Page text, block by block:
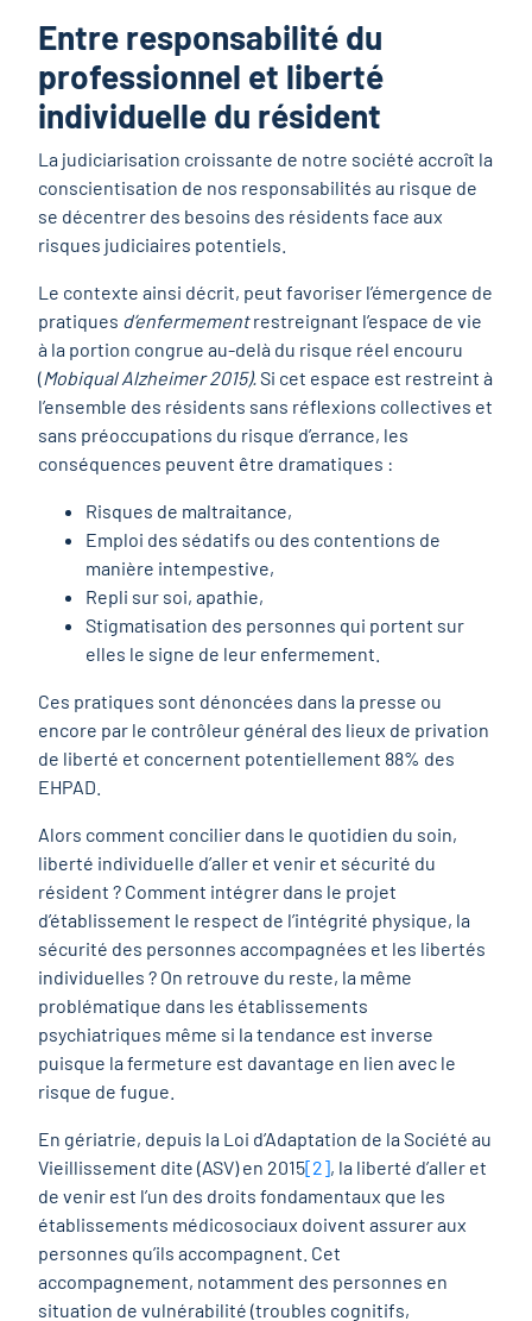
Entre responsabilité du
professionnel et liberté
individuelle du résident
La judiciarisation croissante de notre société accroît la
conscientisation de nos responsabilités au risque de
se décentrer des besoins des résidents face aux
risques judiciaires potentiels.
Le contexte ainsi décrit, peut favoriser l’émergence de
pratiques d’enfermementrestreignant l’espace de vie
à la portion congrue au-delà du risque réel encouru
(Mobiqual Alzheimer 2015).Si cet espace est restreint à
l’ensemble des résidents sans réflexions collectives et
sans préoccupations du risque d’errance, les
conséquences peuvent être dramatiques :
Risques de maltraitance,
Emploi des sédatifs ou des contentions de
manière intempestive,
Repli sur soi, apathie,
Stigmatisation des personnes qui portent sur
elles le signe de leur enfermement.
Ces pratiques sont dénoncées dans la presse ou
encore par le contrôleur général des lieux de privation
de liberté et concernent potentiellement 88% des
EHPAD.
Alors comment concilier dans le quotidien du soin,
liberté individuelle d’aller et venir et sécurité du
résident ? Comment intégrer dans le projet
d’établissement le respect de l’intégrité physique, la
sécurité des personnes accompagnées et les libertés
individuelles ? On retrouve du reste, la même
problématique dans les établissements
psychiatriques même si la tendance est inverse
puisque la fermeture est davantage en lien avec le
risque de fugue.
En gériatrie, depuis la Loi d’Adaptation de la Société au
Vieillissement dite (ASV) en 2015[2], la liberté d’aller et
de venir est l’un des droits fondamentaux que les
établissements médicosociaux doivent assurer aux
personnes qu’ils accompagnent. Cet
accompagnement, notamment des personnes en
situation de vulnérabilité (troubles cognitifs,